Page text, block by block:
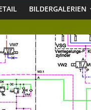
BILDERGALERIEN